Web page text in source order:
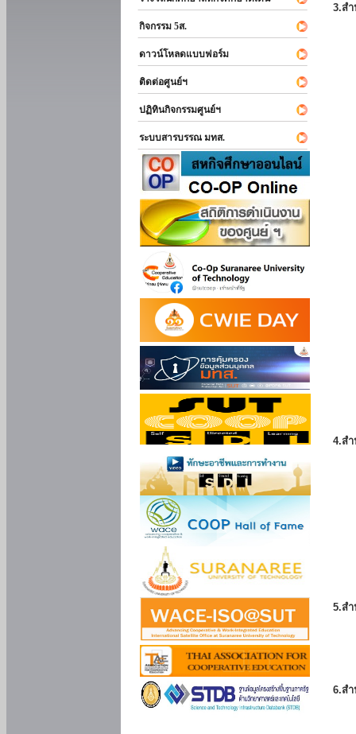
กิจกรรม 5ส.
ดาวน์โหลดแบบฟอร์ม
ติดต่อศูนย์ฯ
ปฏิทินกิจกรรมศูนย์ฯ
ระบบสารบรรณ มทส.
3.ส
4.ส
5.ส
6.ส